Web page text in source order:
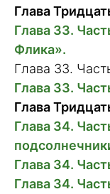
Глава
Глава 33.
Флика».
Глава 33.
Глава 33.
Глава
Глава 34.
Глава 34.
Глава 34.